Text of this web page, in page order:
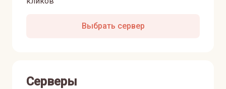
Выбрать сервер
Серверы